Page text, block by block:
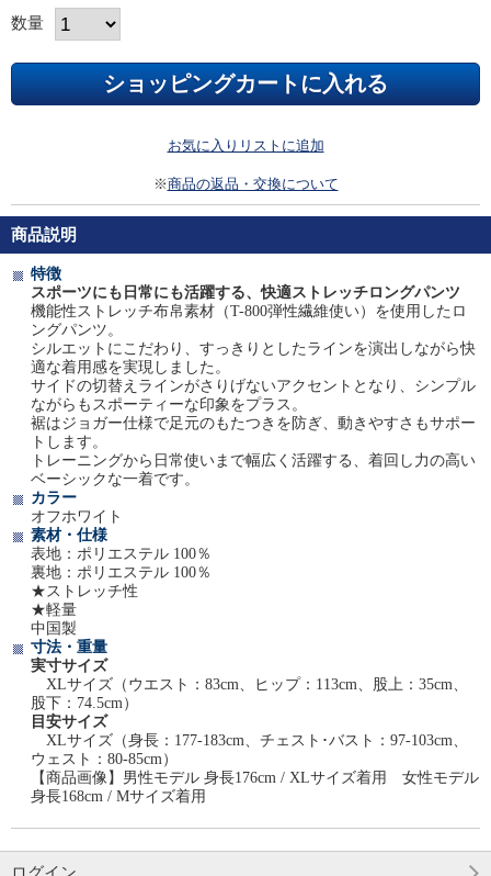
数量
お気に入りリストに追加
※商品の返品・交換について
商品説明
特徴
スポーツにも日常にも活躍する、快適ストレッチロングパンツ
機能性ストレッチ布帛素材（T-800弾性繊維使い）を使用したロ
ングパンツ。
シルエットにこだわり、すっきりとしたラインを演出しながら快
適な着用感を実現しました。
サイドの切替えラインがさりげないアクセントとなり、シンプル
ながらもスポーティーな印象をプラス。
裾はジョガー仕様で足元のもたつきを防ぎ、動きやすさもサポー
トします。
トレーニングから日常使いまで幅広く活躍する、着回し力の高い
ベーシックな一着です。
カラー
オフホワイト
素材・仕様
表地：ポリエステル 100％
裏地：ポリエステル 100％
★ストレッチ性
★軽量
中国製
寸法・重量
実寸サイズ
XLサイズ（ウエスト：83cm、ヒップ：113cm、股上：35cm、
股下：74.5cm）
目安サイズ
XLサイズ（身長：177-183cm、チェスト･バスト：97-103cm、
ウェスト：80-85cm）
【商品画像】男性モデル 身長176cm / XLサイズ着用 女性モデル
身長168cm / Mサイズ着用